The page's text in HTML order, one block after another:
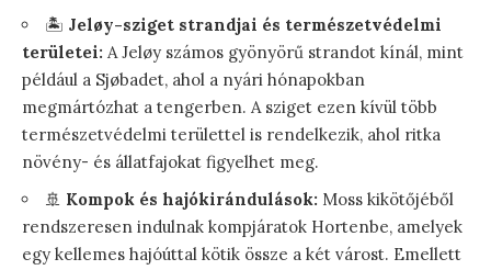
🏝️ Jeløy-sziget strandjai és természetvédelmi
területei: A Jeløy számos gyönyörű strandot kínál, mint
például a Sjøbadet, ahol a nyári hónapokban
megmártózhat a tengerben. A sziget ezen kívül több
természetvédelmi területtel is rendelkezik, ahol ritka
növény- és állatfajokat figyelhet meg.
🚢 Kompok és hajókirándulások: Moss kikötőjéből
rendszeresen indulnak kompjáratok Hortenbe, amelyek
egy kellemes hajóúttal kötik össze a két várost. Emellett